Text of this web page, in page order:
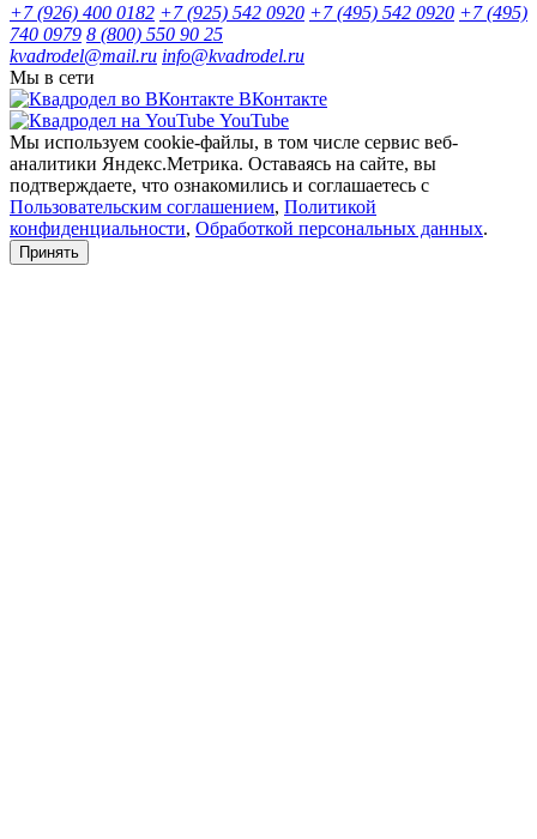
+7 (926) 400 0182 +7 (925) 542 0920 +7 (495) 542 0920 +7 (495)
740 0979 8 (800) 550 90 25
kvadrodel@mail.ru info@kvadrodel.ru
Мы в сети
ВКонтакте
YouTube
Мы используем cookie-файлы, в том числе сервис веб-
аналитики Яндекс.Метрика. Оставаясь на сайте, вы
подтверждаете, что ознакомились и соглашаетесь с
Пользовательским соглашением, Политикой
конфиденциальности, Обработкой персональных данных.
Принять